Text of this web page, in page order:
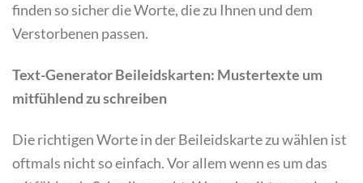
finden so sicher die Worte, die zu Ihnen und dem
Verstorbenen passen.
Text-Generator Beileidskarten: Mustertexte um
mitfühlend zu schreiben
Die richtigen Worte in der Beileidskarte zu wählen ist
oftmals nicht so einfach. Vor allem wenn es um das